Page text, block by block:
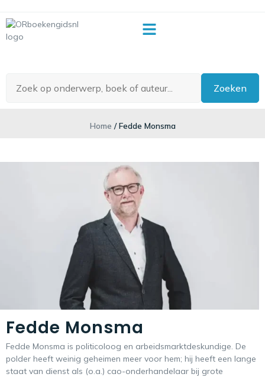
Zoeken
Home / Fedde Monsma
Fedde Monsma
Fedde Monsma is politicoloog en arbeidsmarktdeskundige. De
polder heeft weinig geheimen meer voor hem; hij heeft een lange
staat van dienst als (o.a.) cao-onderhandelaar bij grote